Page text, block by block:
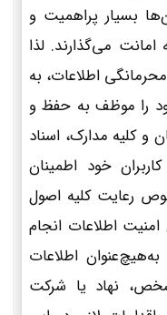
بسیار پراهمیت و
می‌گذارند. لذا
اطلاعات، به
را موظف به حفظ و
کلیه مدارک، اسناد
خود اطمینان
رعایت کلیه اصول
اطلاعات انجام
اطلاعات
نهاد یا شرکت